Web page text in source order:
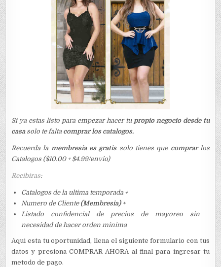
Si ya estas listo para empezar hacer tu propio negocio desde tu
casasolo te falta comprar los catalogos.
Recuerda la membresia es gratissolo tienes que comprarlos
Catalogos ($10.00 + $4.99/envio)
Recibiras:
Catalogos de la ultima temporada +
Numero de Cliente (Membresia)+
Listado confidencial de precios de mayoreo sin
necesidad de hacer orden minima
Aqui esta tu oportunidad, llena el siguiente formulario con tus
datos y presiona COMPRAR AHORA al final para ingresar tu
metodo de pago.